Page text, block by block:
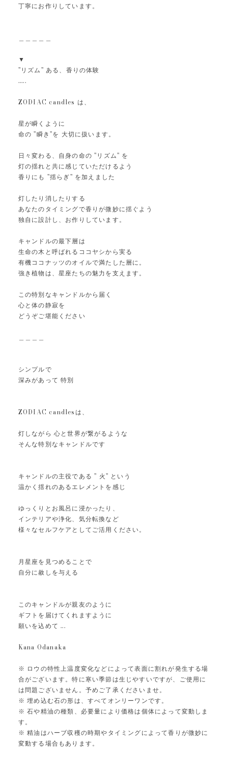
丁寧にお作りしています。
▼
"リズム" ある、香りの体験
.....
ZODIAC candles は、
星が瞬くように
命の "瞬き"を 大切に扱います。
日々変わる、自身の命の "リズム" を
灯の揺れと共に感じていただけるよう
香りにも "揺らぎ" を加えました
灯したり消したりする
あなたのタイミングで香りが微妙に揺ぐよう
独自に設計し、お作りしています。
キャンドルの最下層は
生命の木と呼ばれるココヤシから実る
有機ココナッツのオイルで満たした層に。
強き植物は、星座たちの魅力を支えます。
この特別なキャンドルから届く
心と体の静寂を
どうぞご堪能ください
シンプルで
深みがあって 特別
ZODIAC candlesは、
灯しながら 心と世界が繋がるような
そんな特別なキャンドルです
キャンドルの主役である " 火" という
温かく揺れのあるエレメントを感じ
ゆっくりとお風呂に浸かったり、
インテリアや浄化、気分転換など
様々なセルフケアとしてご活用ください。
月星座を見つめることで
自分に赦しを与える
このキャンドルが親友のように
ギフトを届けてくれますように
願いを込めて ...
Kana Odanaka
※ ロウの特性上温度変化などによって表面に割れが発生する場
合がございます。特に寒い季節は生じやすいですが、ご使用に
は問題ございません。予めご了承くださいませ。
※ 埋め込む石の形は、すべてオンリーワンです。
※ 石や精油の種類、必要量により価格は個体によって変動しま
す。
※ 精油はハーブ収穫の時期やタイミングによって香りが微妙に
変動する場合もあります。